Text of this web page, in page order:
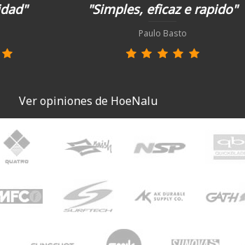
"Simples, eficaz e rapido"
Paulo Basto
Ver opiniones de HoeNalu